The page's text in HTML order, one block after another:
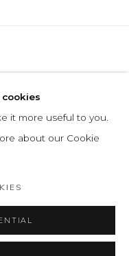
it more useful to you.
about our Cookie